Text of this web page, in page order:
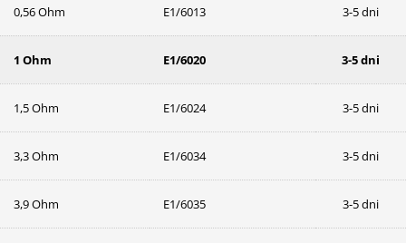
0,56 Ohm E1/6013 3-5 dni
1 Ohm E1/6020 3-5 dni
1,5 Ohm E1/6024 3-5 dni
3,3 Ohm E1/6034 3-5 dni
3,9 Ohm E1/6035 3-5 dni